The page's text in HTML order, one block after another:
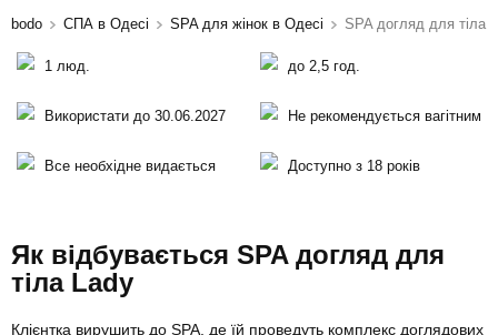
bodo СПА в Одесі SPA для жінок в Одесі SPA догляд для тіла
1 люд. до 2,5 год.
Використати до 30.06.2027 Не рекомендується вагітним
Все необхідне видається Доступно з 18 років
Як відбувається SPA догляд для
тіла Lady
Клієнтка вирушить до SPA, де їй проведуть комплекс доглядових